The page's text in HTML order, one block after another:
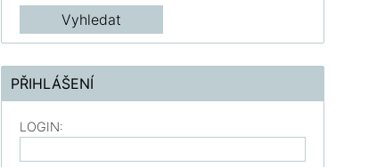
PŘIHLÁŠENÍ
LOGIN: